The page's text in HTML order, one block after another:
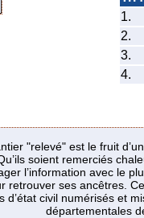
1.
2.
3.
4.
"relevé" est le fruit
soient remerciés
l’information avec le
retrouver ses ancêtres.
d’état civil numérisés et
départementales